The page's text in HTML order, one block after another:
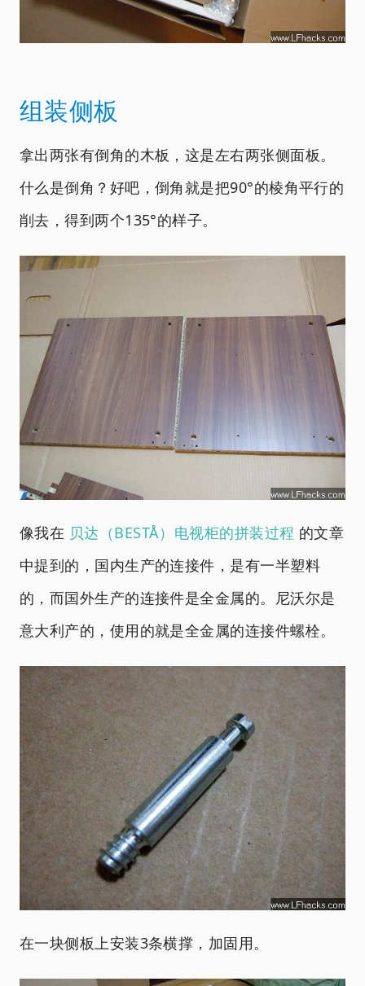
组装侧板
拿出两张有倒角的木板，这是左右两张侧面板。
什么是倒角？好吧，倒角就是把90°的棱角平行的
削去，得到两个135°的样子。
像我在 贝达（BESTÅ）电视柜的拼装过程 的文章
中提到的，国内生产的连接件，是有一半塑料
的，而国外生产的连接件是全金属的。尼沃尔是
意大利产的，使用的就是全金属的连接件螺栓。
在一块侧板上安装3条横撑，加固用。